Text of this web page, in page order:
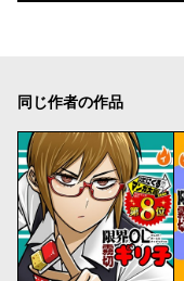
同じ作者の作品